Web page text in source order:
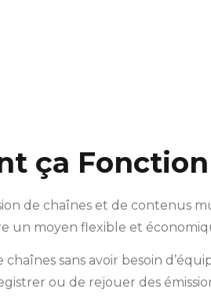
ça
de chaînes et de contenus
un moyen flexible et
sans avoir besoin
ou de rejouer des